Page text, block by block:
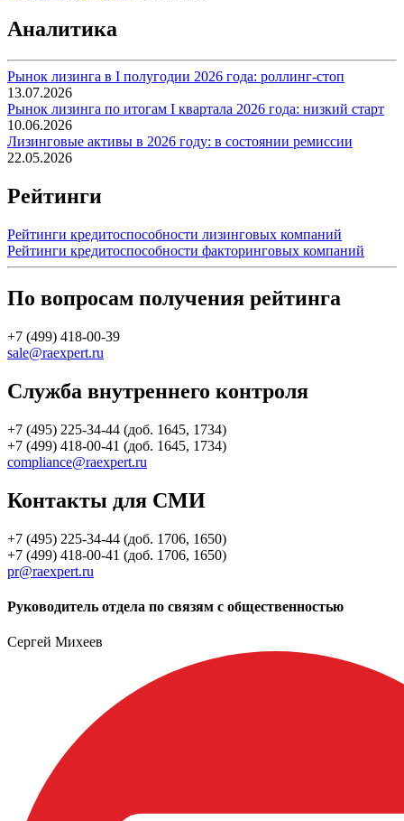
Аналитика
Рынок лизинга в I полугодии 2026 года: роллинг-стоп
13.07.2026
Рынок лизинга по итогам I квартала 2026 года: низкий старт
10.06.2026
Лизинговые активы в 2026 году: в состоянии ремиссии
22.05.2026
Рейтинги
Рейтинги кредитоспособности лизинговых компаний
Рейтинги кредитоспособности факторинговых компаний
По вопросам получения рейтинга
+7 (499) 418-00-39
sale@raexpert.ru
Служба внутреннего контроля
+7 (495) 225-34-44 (доб. 1645, 1734)
+7 (499) 418-00-41 (доб. 1645, 1734)
compliance@raexpert.ru
Контакты для СМИ
+7 (495) 225-34-44 (доб. 1706, 1650)
+7 (499) 418-00-41 (доб. 1706, 1650)
pr@raexpert.ru
Руководитель отдела по связям с общественностью
Сергей Михеев